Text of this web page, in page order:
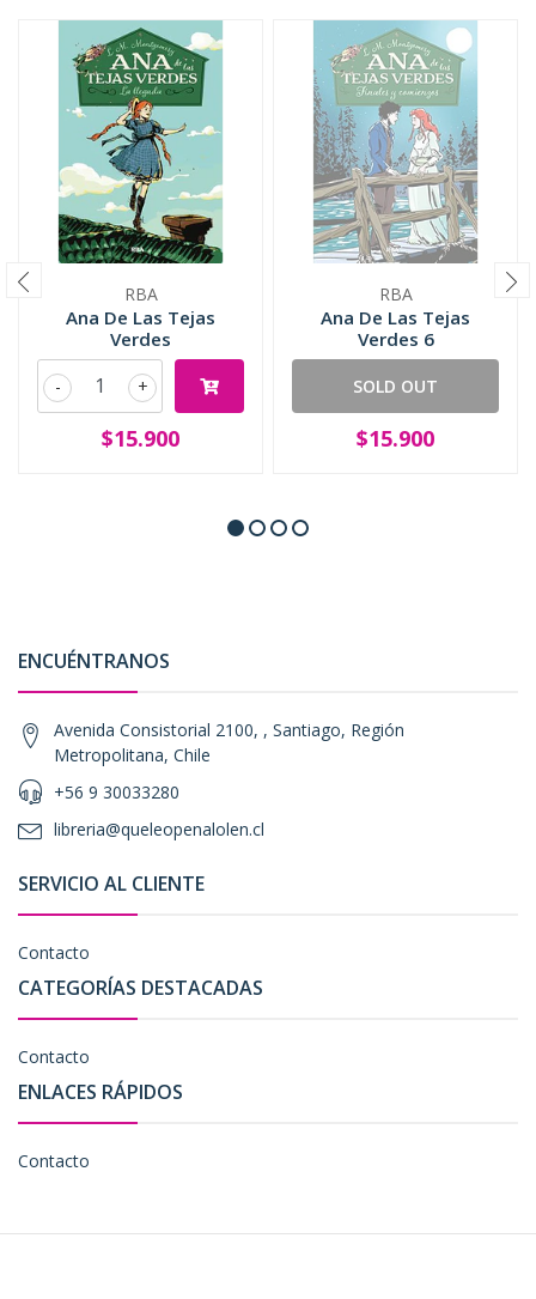
RBA
Ana De Las Tejas
Verdes
+
-
$15.900
RBA
Ana De Las Tejas
Verdes 6
SOLD OUT
$15.900
ENCUÉNTRANOS
Avenida Consistorial 2100, , Santiago, Región
Metropolitana, Chile
+56 9 30033280
libreria@queleopenalolen.cl
SERVICIO AL CLIENTE
Contacto
CATEGORÍAS DESTACADAS
Contacto
ENLACES RÁPIDOS
Contacto